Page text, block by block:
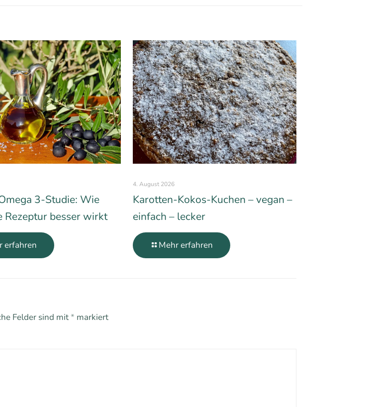
3-Studie: Wie
Rezeptur besser wirkt
erfahren
4. August 2026
Karotten-Kokos-Kuchen – vegan –
einfach – lecker
Mehr erfahren
Felder sind mit * markiert